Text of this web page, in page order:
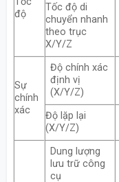
độ
Tốc độ di
chuyển nhanh
theo trục
X/Y/Z
Sự
chính
xác
Độ chính xác
định vị
(X/Y/Z)
Độ lặp lại
(X/Y/Z)
Dung lượng
lưu trữ công
cụ